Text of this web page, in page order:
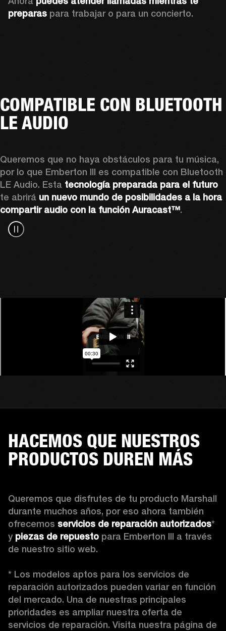
preparas para trabajar o para un concierto.
COMPATIBLE CON BLUETOOTH
LE AUDIO
Queremos que no haya obstáculos para tu música,
por lo que Emberton III es compatible con Bluetooth
LE Audio. Esta tecnología preparada para el futuro
te abrirá un nuevo mundo de posibilidades a la hora
compartir audio con la función Auracast™.
HACEMOS QUE NUESTROS
PRODUCTOS DUREN MÁS
Queremos que disfrutes de tu producto Marshall
durante muchos años, por eso ahora también
ofrecemos servicios de reparación autorizados*
y piezas de repuesto para Emberton III a través
de nuestro sitio web.
* Los modelos aptos para los servicios de
reparación autorizados pueden variar en función
del mercado. Una de nuestras principales
prioridades es ampliar nuestra oferta de
servicios de reparación. Visita nuestra página de